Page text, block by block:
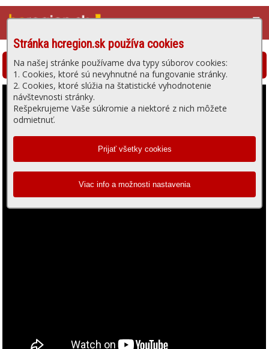
☰
Stránka hcregion.sk používa cookies
Na našej stránke používame dva typy súborov cookies:
1. Cookies, ktoré sú nevyhnutné na fungovanie stránky.
2. Cookies, ktoré slúžia na štatistické vyhodnotenie
návštevnosti stránky.
Rešpekrujeme Vaše súkromie a niektoré z nich môžete
odmietnuť.
Hlohovská televízia - prehrávanie videa